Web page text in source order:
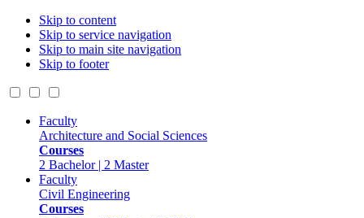
Skip to content
Skip to service navigation
Skip to main site navigation
Skip to footer
Faculty
Architecture and Social Sciences
Courses
2 Bachelor | 2 Master
Faculty
Civil Engineering
Courses